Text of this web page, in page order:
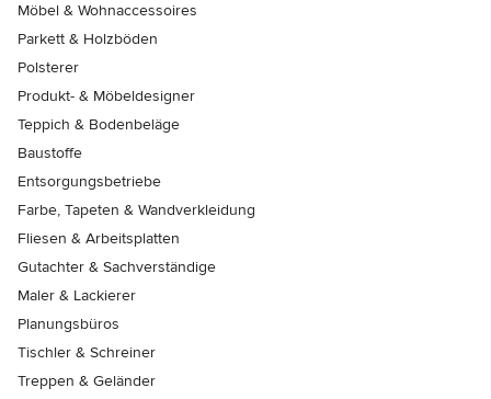
Möbel & Wohnaccessoires
Parkett & Holzböden
Polsterer
Produkt- & Möbeldesigner
Teppich & Bodenbeläge
Baustoffe
Entsorgungsbetriebe
Farbe, Tapeten & Wandverkleidung
Fliesen & Arbeitsplatten
Gutachter & Sachverständige
Maler & Lackierer
Planungsbüros
Tischler & Schreiner
Treppen & Geländer